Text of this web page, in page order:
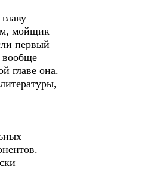
мойщик
первый
вообще
главе она.